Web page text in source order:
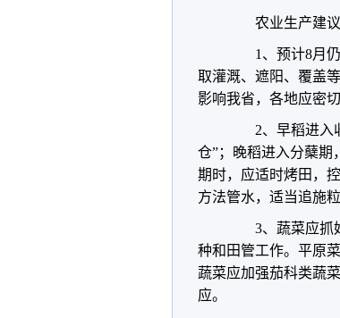
农业生产建议
1、预计8月仍
取灌溉、遮阳、覆盖
影响我省，各地应密
2、早稻进入收
仓”；晚稻进入分蘖期
期时，应适时烤田，
方法管水，适当追施
3、蔬菜应抓好
种和田管工作。平原
蔬菜应加强茄科类蔬
应。